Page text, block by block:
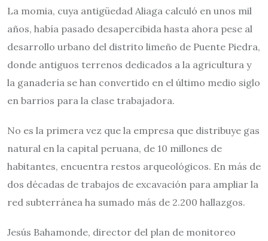
La momia, cuya antigüedad Aliaga calculó en unos mil
años, había pasado desapercibida hasta ahora pese al
desarrollo urbano del distrito limeño de Puente Piedra,
donde antiguos terrenos dedicados a la agricultura y
la ganadería se han convertido en el último medio siglo
en barrios para la clase trabajadora.
No es la primera vez que la empresa que distribuye gas
natural en la capital peruana, de 10 millones de
habitantes, encuentra restos arqueológicos. En más de
dos décadas de trabajos de excavación para ampliar la
red subterránea ha sumado más de 2.200 hallazgos.
Jesús Bahamonde, director del plan de monitoreo